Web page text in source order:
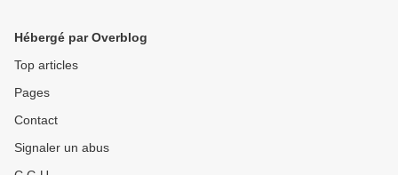
Hébergé par Overblog
Top articles
Pages
Contact
Signaler un abus